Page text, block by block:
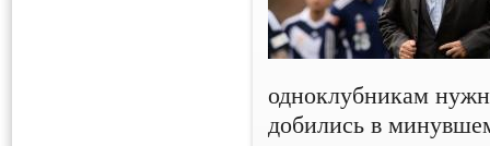
одноклубникам
добились в